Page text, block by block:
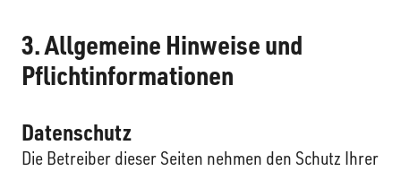
3. Allgemeine Hinweise und
Pflicht­informationen
Datenschutz
Die Betreiber dieser Seiten nehmen den Schutz Ihrer